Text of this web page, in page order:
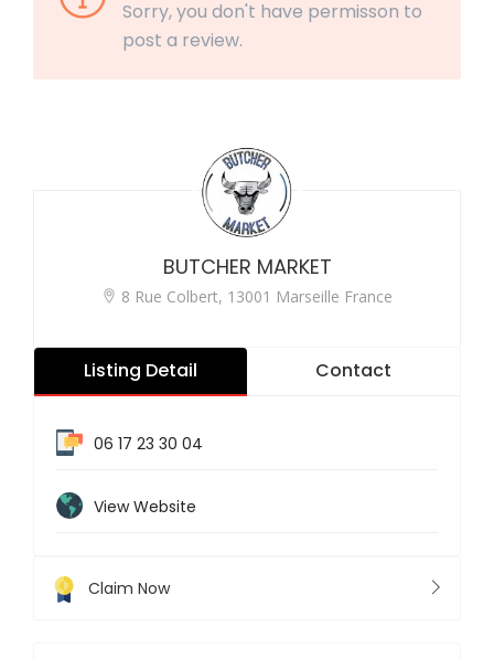
Sorry, you don't have permisson to
post a review.
BUTCHER MARKET
8 Rue Colbert, 13001 Marseille France
Listing Detail Contact
06 17 23 30 04
View Website
Claim Now